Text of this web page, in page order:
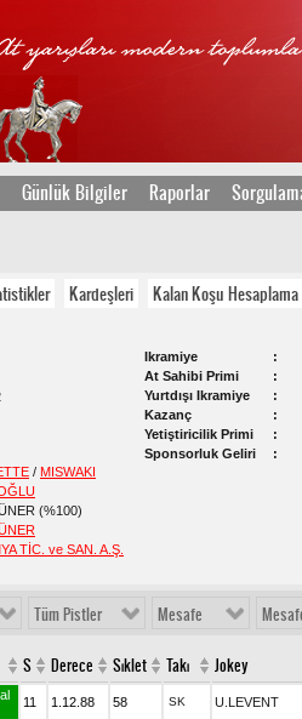
Günlük Bilgiler Raporlar
Kardeşleri Kalan Koşu Hesaplama
/ MISWAKI
(%100)
TİC. ve SAN. A.Ş.
Ikramiye
At Sahibi Primi
Yurtdışı Ikramiye
Kazanç
Yetiştiricilik Primi
Sponsorluk Geliri
Tüm Pistler Mesafe
S Derece Sıklet Takı Jokey
11 1.12.88 58 SK U.LEVENT